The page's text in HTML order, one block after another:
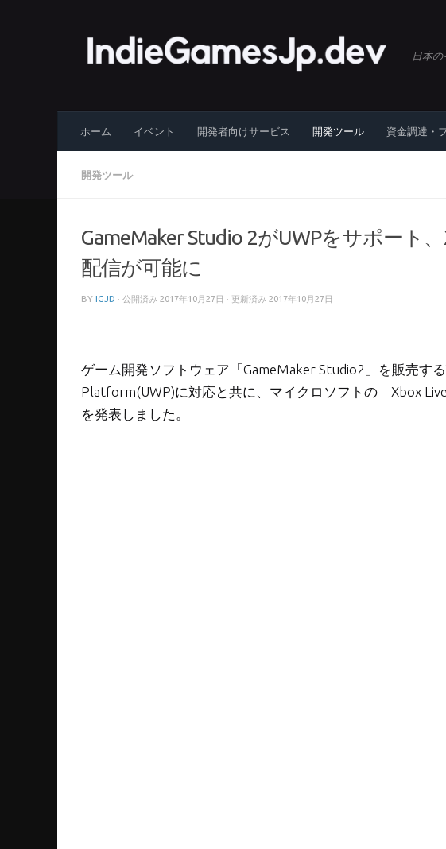
日本
ホーム イベント 開発者向けサービス 開発ツール 資金調達・
開発ツール
GameMaker Studio 2がUWPをサポート
配信が可能に
BY IGJD · 公開済み 2017年10月27日 · 更新済み 2017年10月27日
ゲーム開発ソフトウェア「GameMaker Studio2」を販売す
Platform(UWP)に対応と共に、マイクロソフトの「Xbox
を発表しました。